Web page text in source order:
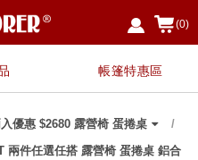
(0)
帳篷特惠區
優惠 $2680 露營椅 蛋捲桌
享88折
$2680 露營椅 蛋捲桌
$2400 露營椅 蛋捲桌 三層架
救生衣兩件優惠組
SET
魔方收納箱(含桌板)
險王 單人充氣床墊
NUIT 金士曼 鋁合金五段椅
件 $888
惠 冒險王 自動充氣睡墊床 10CM 可拼接
一款 享加購NTC114A沙發套
努特 金牌特務 鋁合金五段椅
布魯斯 折疊布面三層架
NUIT 三角衛星 輕量太空椅
四角衛星 輕量太空椅
鋁合金雙針營柱320cm
傑森 鋁合金扶手輕量椅
森友會 鋁合金三段低腳椅 鐵灰色 限量
NUIT 霹靂遊俠 三段椅 透氣網布
Y叉二通管營柱優惠套組
跑酷滑板桌 (四入以上享單入$500優惠)
帆布鋁合金小川椅
兩件任選任搭 露營椅 蛋捲桌 鋁合